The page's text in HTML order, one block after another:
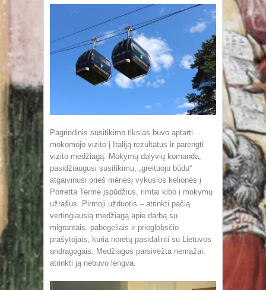
Pagrindinis susitikimo tikslas buvo aptarti
mokomojo vizito į Italiją rezultatus ir parengti
vizito medžiagą. Mokymų dalyvių komanda,
pasidžiaugusi susitikimu, „greituoju būdu“
atgaivinusi prieš mėnesį vykusios kelionės į
Porretta Terme įspūdžius, rimtai kibo į mokymų
užrašus. Pirmoji užduotis – atrinkti pačią
vertingiausią medžiagą apie darbą su
migrantais, pabėgėliais ir prieglobsčio
prašytojais, kuria norėtų pasidalinti su Lietuvos
andragogais. Medžiagos parsivežta nemažai,
atrinkti ją nebuvo lengva.